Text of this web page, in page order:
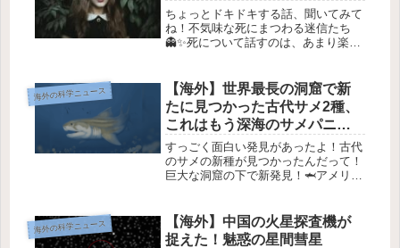
ちょっとドキドキする話、聞いてみて
ね！不気味な死にまつわる迷信たち
👻✨死について話すのは、あまり楽し
ら、少しは面白く感じるかも！今回
は、世界の不気味な死にまつわる迷信
を10...
海外の科学ニュース
【海外】世界最長の洞窟で新
たに見つかった古代サメ2種、
これはもう深海のサメパニッ
クだ！
すっごく面白い発見があったよ！古代
のサメの新種が見つかったんだって！
巨大な洞窟の下で新発見！🦈アメリカ
広がっているんだよ！なんとその長さ
は686キロメートル（426マイル）も...
海外の科学ニュース
【海外】中国の火星探査機が
捉えた！魅惑の星間彗星